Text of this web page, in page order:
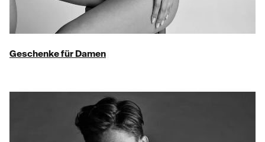
Geschenke für Damen